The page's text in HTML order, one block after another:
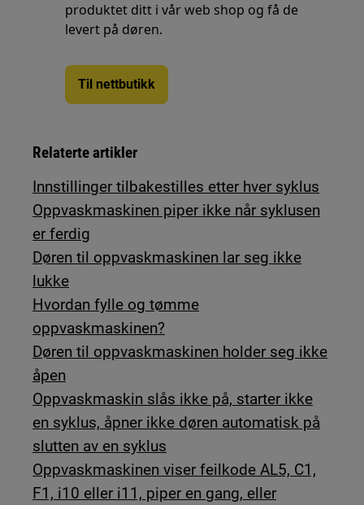
produktet ditt i vår web shop og få de
levert på døren.
Til nettbutikk
Relaterte artikler
Innstillinger tilbakestilles etter hver syklus
Oppvaskmaskinen piper ikke når syklusen
er ferdig
Døren til oppvaskmaskinen lar seg ikke
lukke
Hvordan fylle og tømme
oppvaskmaskinen?
Døren til oppvaskmaskinen holder seg ikke
åpen
Oppvaskmaskin slås ikke på, starter ikke
en syklus, åpner ikke døren automatisk på
slutten av en syklus
Oppvaskmaskinen viser feilkode AL5, C1,
F1, i10 eller i11, piper en gang, eller